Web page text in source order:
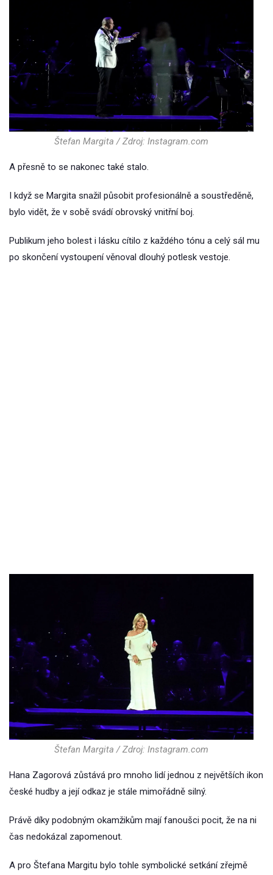
Štefan Margita / Zdroj: Instagram.com
A přesně to se nakonec také stalo.
I když se Margita snažil působit profesionálně a soustředěně,
bylo vidět, že v sobě svádí obrovský vnitřní boj.
Publikum jeho bolest i lásku cítilo z každého tónu a celý sál mu
po skončení vystoupení věnoval dlouhý potlesk vestoje.
Štefan Margita / Zdroj: Instagram.com
Hana Zagorová zůstává pro mnoho lidí jednou z největších ikon
české hudby a její odkaz je stále mimořádně silný.
Právě díky podobným okamžikům mají fanoušci pocit, že na ni
čas nedokázal zapomenout.
A pro Štefana Margitu bylo tohle symbolické setkání zřejmě